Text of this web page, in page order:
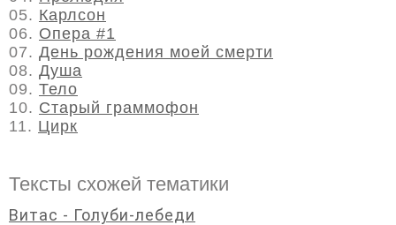
05. Карлсон
06. Опера #1
07. День рождения моей смерти
08. Душа
09. Тело
10. Старый граммофон
11. Цирк
Тексты схожей тематики
Витас - Голуби-лебеди